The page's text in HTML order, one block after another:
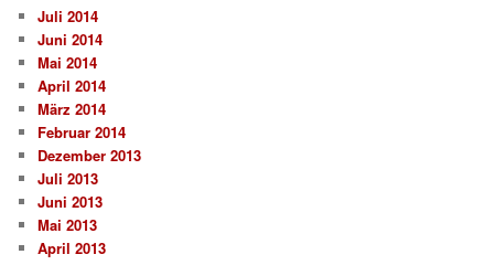
Juli 2014
Juni 2014
Mai 2014
April 2014
März 2014
Februar 2014
Dezember 2013
Juli 2013
Juni 2013
Mai 2013
April 2013